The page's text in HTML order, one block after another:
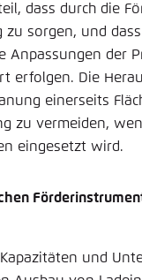
dass durch die
sorgen, und
Anpassungen der
erfolgen. Die
einerseits
zu vermeiden,
eingesetzt wird.
und